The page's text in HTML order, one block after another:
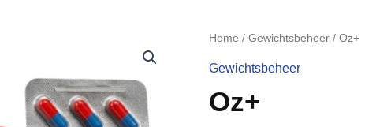
Home /Gewichtsbeheer / Oz+
Gewichtsbeheer
Oz+